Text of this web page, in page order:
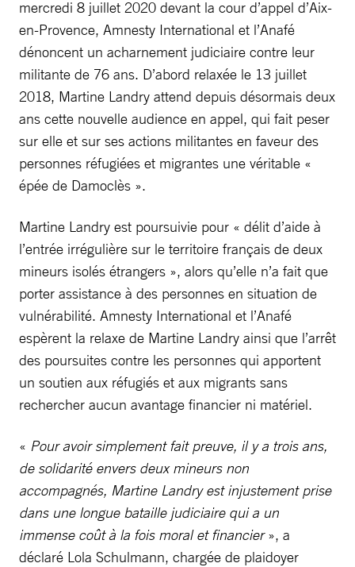
mercredi 8 juillet 2020 devant la cour d’appel d’Aix-
en-Provence, Amnesty International et l’Anafé
dénoncent un acharnement judiciaire contre leur
militante de 76 ans. D’abord relaxée le 13 juillet
2018, Martine Landry attend depuis désormais deux
ans cette nouvelle audience en appel, qui fait peser
sur elle et sur ses actions militantes en faveur des
personnes réfugiées et migrantes une véritable «
épée de Damoclès ».
Martine Landry est poursuivie pour « délit d’aide à
l’entrée irrégulière sur le territoire français de deux
mineurs isolés étrangers », alors qu’elle n’a fait que
porter assistance à des personnes en situation de
vulnérabilité. Amnesty International et l’Anafé
espèrent la relaxe de Martine Landry ainsi que l’arrêt
des poursuites contre les personnes qui apportent
un soutien aux réfugiés et aux migrants sans
rechercher aucun avantage financier ni matériel.
« Pour avoir simplement fait preuve, il y a trois ans,
de solidarité envers deux mineurs non
accompagnés, Martine Landry est injustement prise
dans une longue bataille judiciaire qui a un
immense coût à la fois moral et financier», a
déclaré Lola Schulmann, chargée de plaidoyer